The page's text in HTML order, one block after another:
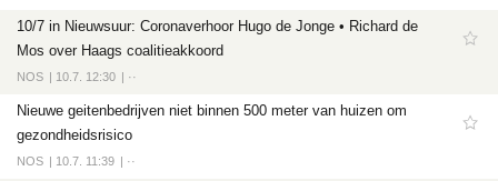
10/7 in Nieuwsuur: Coronaverhoor Hugo de Jonge • Richard de
Mos over Haags coalitieakkoord
NOS 10.7. 12:30 ··
Nieuwe geitenbedrijven niet binnen 500 meter van huizen om
gezondheidsrisico
NOS 10.7. 11:39 ··